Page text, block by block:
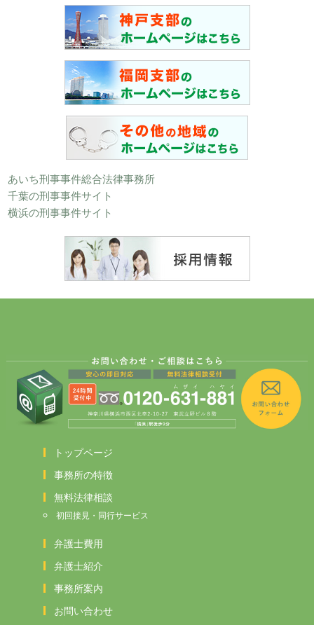
あいち刑事事件総合法律事務所
千葉の刑事事件サイト
横浜の刑事事件サイト
トップページ
事務所の特徴
無料法律相談
初回接見・同行サービス
弁護士費用
弁護士紹介
事務所案内
お問い合わせ